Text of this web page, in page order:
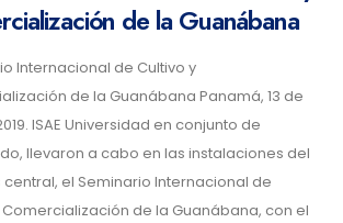
de la Guanábana
Internacional de Cultivo y
de la Guanábana Panamá, 13 de
ISAE Universidad en conjunto de
llevaron a cabo en las instalaciones del
central, el Seminario Internacional de
Comercialización de la Guanábana, con el